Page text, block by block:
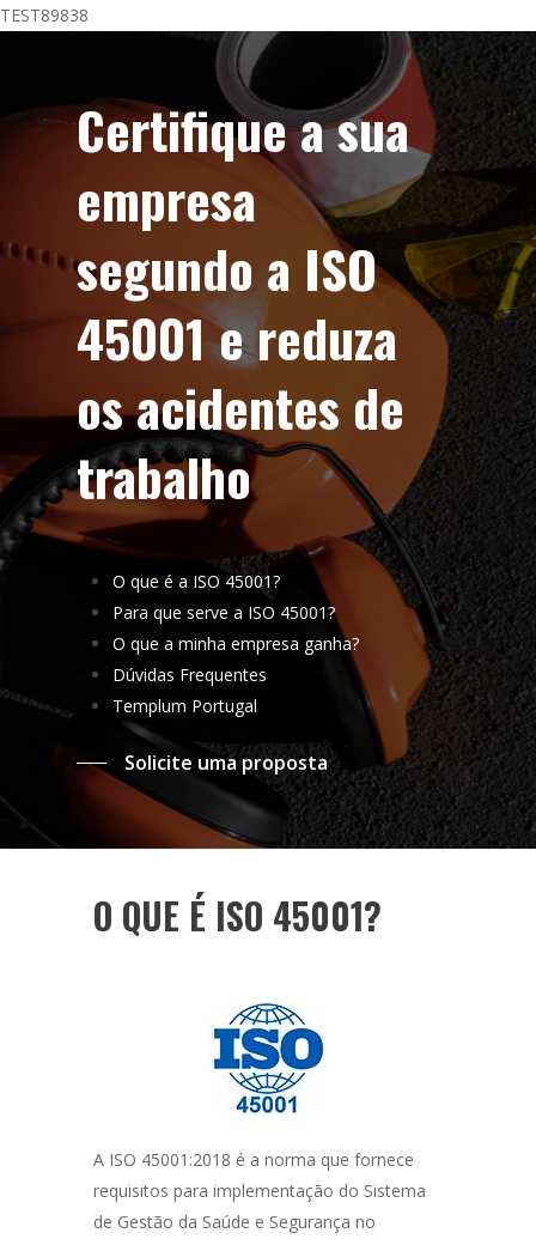
TEST89838
Skip
content
Certifique a sua
empresa
segundo a ISO
45001 e reduza
os acidentes de
trabalho
O que é a ISO 45001?
Para que serve a ISO 45001?
O que a minha empresa ganha?
Dúvidas Frequentes
Templum Portugal
Solicite uma proposta
O QUE É ISO 45001?
A ISO 45001:2018 é a norma que fornece
requisitos para implementação do Sistema
de Gestão da Saúde e Segurança no